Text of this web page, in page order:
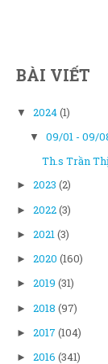
BÀI VIẾT
▼ 2024(1)
▼ 09/01 - 09/
Th.s Trần
► 2023 (2)
► 2022(3)
► 2021(3)
► 2020 (160)
► 2019 (31)
► 2018 (97)
► 2017 (104)
► 2016 (341)